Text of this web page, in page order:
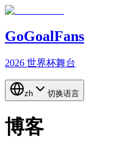
GoGoalFans
2026 世界杯舞台
zh 切换语言
博客